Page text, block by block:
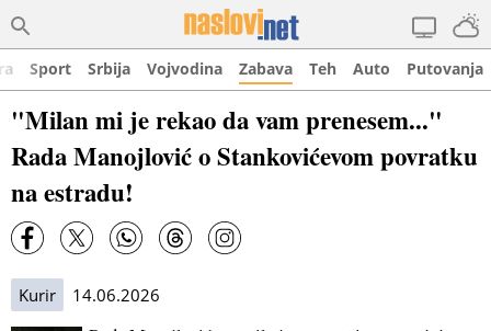
Sport Srbija Vojvodina Zabava Teh Auto Putovanja
"Milan mi je rekao da vam prenesem..."
Rada Manojlović o Stankovićevom povratku
na estradu!
Kurir 14.06.2026